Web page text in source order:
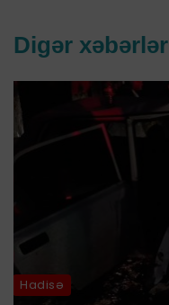
Digər xəbərlər
Hadisə